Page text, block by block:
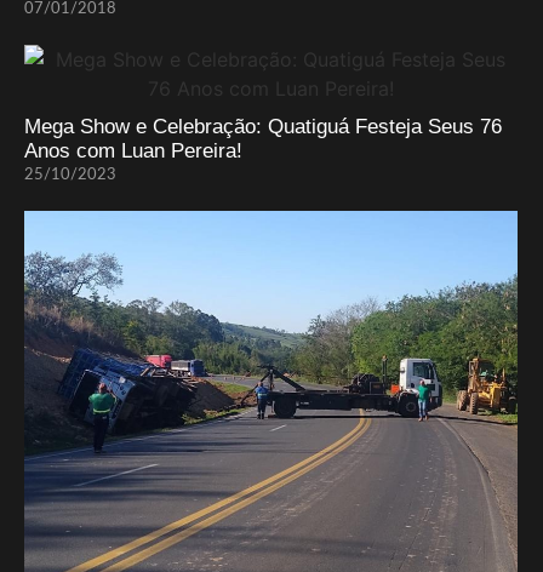
07/01/2018
Mega Show e Celebração: Quatiguá Festeja Seus 76
Anos com Luan Pereira!
25/10/2023